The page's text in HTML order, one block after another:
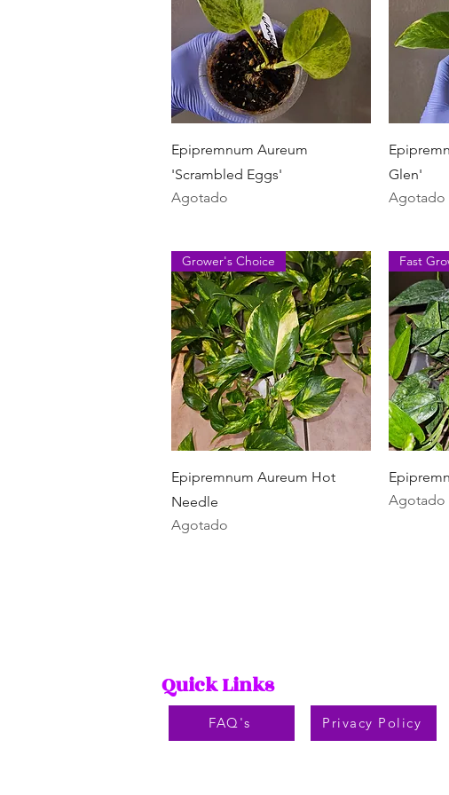
Vista rápida
Epipremnum Aureum
'Scrambled Eggs'
Agotado
Glen'
Agotado
Vista rápida
Grower's Choice
Epipremnum Aureum Hot
Needle
Agotado
Fast
Agotado
Quick Links
FAQ's Privacy Policy